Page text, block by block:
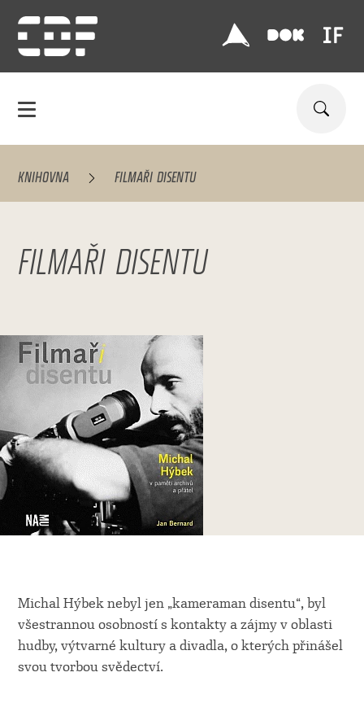
KNIHOVNA FILMAŘI DISENTU
FILMAŘI DISENTU
Michal Hýbek nebyl jen „kameraman disentu“, byl
všestrannou osobností s kontakty a zájmy v oblasti
hudby, výtvarné kultury a divadla, o kterých přinášel
svou tvorbou svědectví.